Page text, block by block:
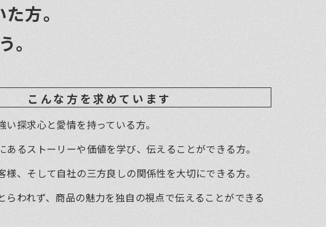
方。
。
こんな方を求めています
い探求心と愛情を持っている方。
あるストーリーや価値を学び、伝えることができる方。
様、そして自社の三方良しの関係性を大切にできる方。
らわれず、商品の魅力を独自の視点で伝えることができる